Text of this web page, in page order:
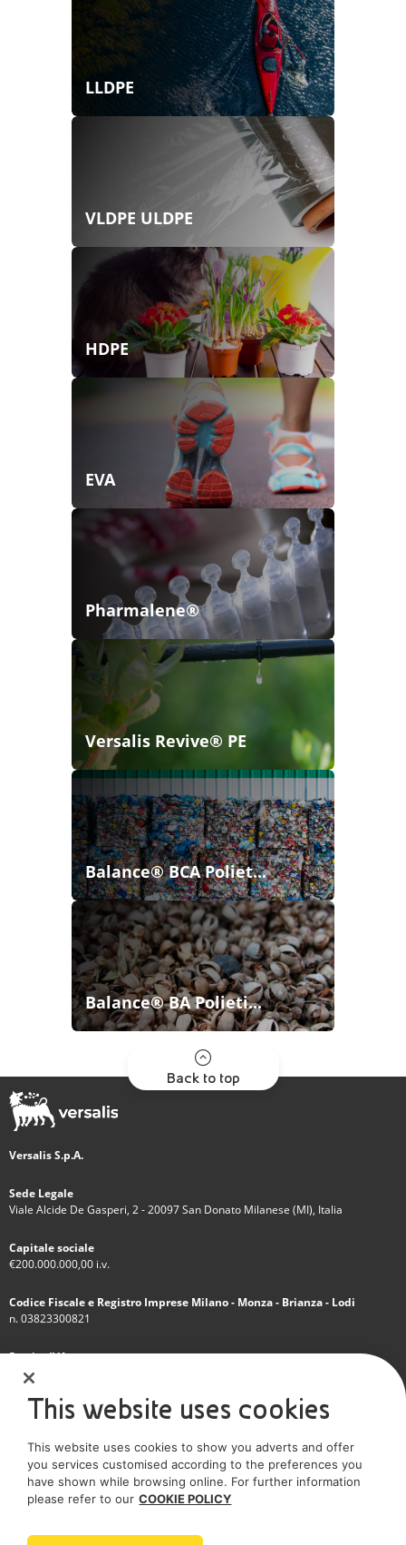
LLDPE
VLDPE ULDPE
HDPE
EVA
Pharmalene®
Versalis Revive® PE
Balance® BCA Poliet...
Balance® BA Polieti...
Back to top
Versalis S.p.A.
Sede Legale
Viale Alcide De Gasperi, 2 - 20097 San Donato Milanese (MI), Italia
Capitale sociale
€200.000.000,00 i.v.
Codice Fiscale e Registro Imprese Milano - Monza - Brianza - Lodi
n. 03823300821
Partita IVA
IT 01768800748 - R.E.A. Milano n.1351279
Società soggetta all'attività di direzione e coordinamento dell'Eni S.p.A.
Società con unico socio
SOCIAL MEDIA
This website uses cookies
This website uses cookies to show you adverts and offer
you services customised according to the preferences you
have shown while browsing online. For further information
please refer to our COOKIE POLICY